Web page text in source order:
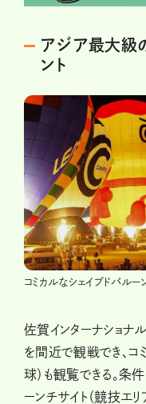
アジア最大級
ント
コミカルなシェイブドバル
佐賀インターナショナ
を間近で観戦でき、コ
球）も観覧できる。条
ーンチサイト（競技エ